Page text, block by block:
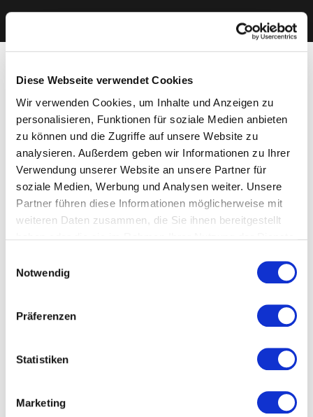
Diese Webseite verwendet Cookies
Wir verwenden Cookies, um Inhalte und Anzeigen zu
personalisieren, Funktionen für soziale Medien anbieten
zu können und die Zugriffe auf unsere Website zu
analysieren. Außerdem geben wir Informationen zu Ihrer
Verwendung unserer Website an unsere Partner für
soziale Medien, Werbung und Analysen weiter. Unsere
Partner führen diese Informationen möglicherweise mit
weiteren Daten zusammen, die Sie ihnen bereitgestellt
Cookies, wenn Sie unsere Webseite weiterhin nutzen.
Notwendig
Präferenzen
Statistiken
Marketing